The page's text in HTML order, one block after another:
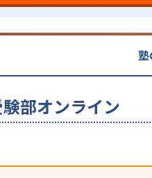
塾
部オンライン